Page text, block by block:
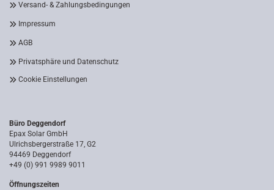
Versand- & Zahlungsbedingungen
Impressum
AGB
Privatsphäre und Datenschutz
Cookie Einstellungen
Büro Deggendorf
Epax Solar GmbH
Ulrichsbergerstraße 17, G2
94469 Deggendorf
+49 (0) 991 9989 9011
Öffnungszeiten